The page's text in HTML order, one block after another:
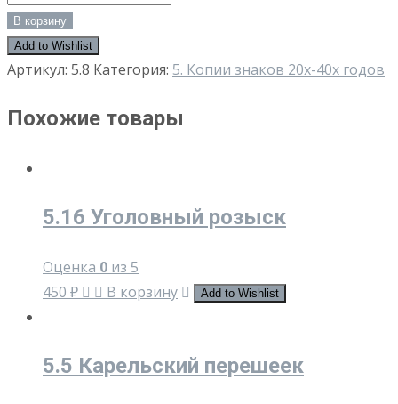
В корзину
Add to Wishlist
Артикул: 5.8 Категория: 5. Копии знаков 20х-40х годов
Похожие товары
5.16 Уголовный розыск
Оценка 0 из 5
450 ₽ В корзину Add to Wishlist
5.5 Карельский перешеек